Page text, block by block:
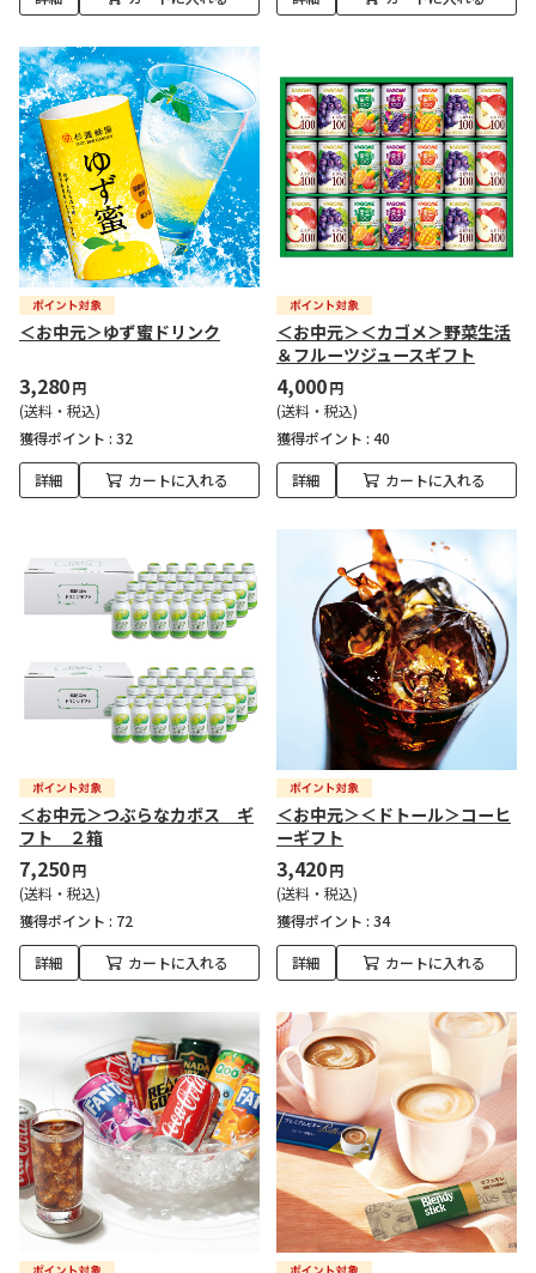
＜お中元＞ゆず蜜ドリンク
3,280円
(送料・税込)
獲得ポイント : 32
詳細 カートに入れる
＜お中元＞＜カゴメ＞野菜生活
＆フルーツジュースギフト
4,000円
(送料・税込)
獲得ポイント : 40
詳細 カートに入れる
＜お中元＞つぶらなカボス ギ
フト ２箱
7,250円
(送料・税込)
獲得ポイント : 72
詳細 カートに入れる
＜お中元＞＜ドトール＞コーヒ
ーギフト
3,420円
(送料・税込)
獲得ポイント : 34
詳細 カートに入れる